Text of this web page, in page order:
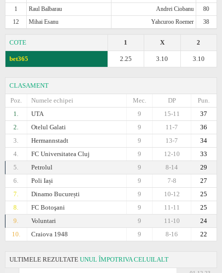
1
Raul Balbarau Andrei Ciobanu
80
12
Mihai Esanu Yahcuroo Roemer 38
COTE 2
X
1
bet365 3.10
3.10
2.25
CLASAMENT
Poz.
Numele echipei Pun.
DP
Mec.
1.
UTA 37
15-11
9
2.
Otelul Galati 36
11-7
9
3.
Hermannstadt 34
13-7
9
4.
FC Universitatea Cluj 33
12-10
9
5.
Petrolul 29
8-14
9
6.
Poli Iași 27
7-8
9
7.
Dinamo București 25
10-12
9
8.
FC Botoşani 25
11-11
9
9.
Voluntari 24
11-10
9
10.
Craiova 1948 22
8-16
9
ULTIMELE REZULTATE UNUL ÎMPOTRIVA CELUILALT